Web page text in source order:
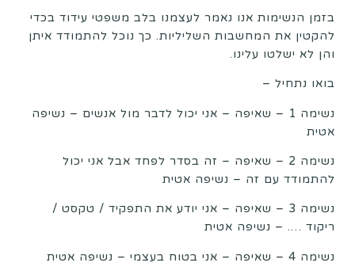
בזמן הנשימות אנו נאמר לעצמנו בלב משפטי עידוד בכדי
להקטין את המחשבות השליליות. כך נוכל להתמודד איתן
והן לא ישלטו עלינו.
בואו נתחיל –
נשימה 1 – שאיפה – אני יכול לדבר מול אנשים – נשיפה
אטית
נשימה 2 – שאיפה – זה בסדר לפחד אבל אני יכול
להתמודד עם זה – נשיפה אטית
נשימה 3 – שאיפה – אני יודע את התפקיד / טקסט /
ריקוד …. – נשיפה אטית
נשימה 4 – שאיפה – אני בטוח בעצמי – נשיפה אטית